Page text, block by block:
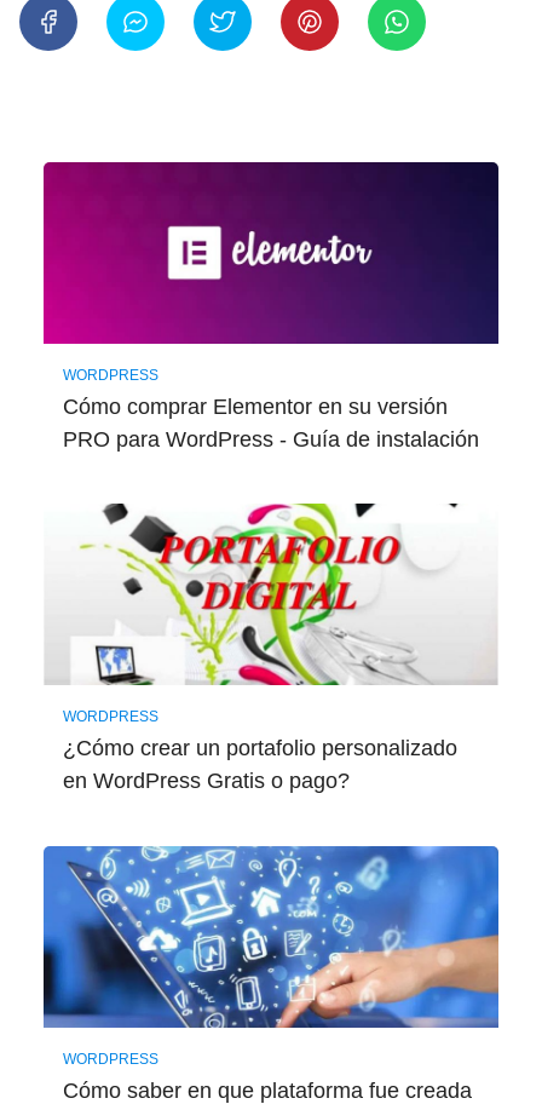
WORDPRESS
Cómo comprar Elementor en su versión
PRO para WordPress - Guía de instalación
WORDPRESS
¿Cómo crear un portafolio personalizado
en WordPress Gratis o pago?
WORDPRESS
Cómo saber en que plataforma fue creada